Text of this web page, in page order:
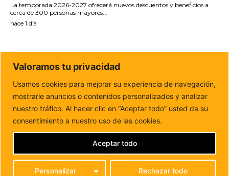
La temporada 2026-2027 ofrecerá nuevos descuentos y beneficios a
cerca de 300 personas mayores...
hace 1 día